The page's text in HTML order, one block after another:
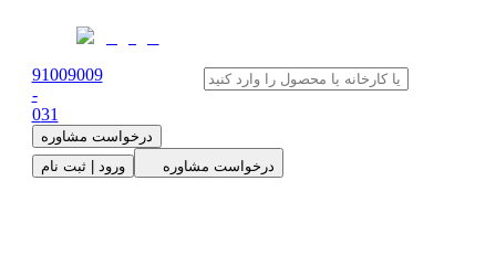
91009009
-
031
درخواست مشاوره
ورود | ثبت نام
درخواست مشاوره